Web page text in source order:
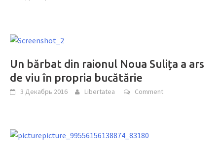
Un bărbat din raionul Noua Sulița a ars
de viu în propria bucătărie
3 Декабрь 2016 Libertatea Comment